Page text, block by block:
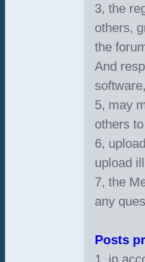
3, the
others,
the
And
5, may
others
6,
upload
7, the
any
Posts
1, in